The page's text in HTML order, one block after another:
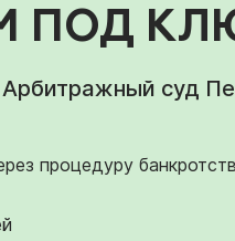
ПОД
Арбитражный суд
процедуру